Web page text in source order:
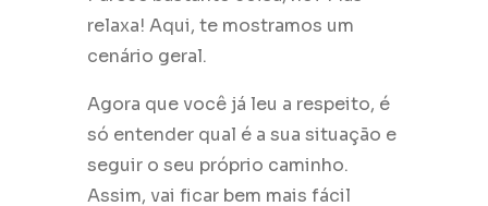
relaxa! Aqui, te mostramos um
cenário geral.
Agora que você já leu a respeito, é
só entender qual é a sua situação e
seguir o seu próprio caminho.
Assim, vai ficar bem mais fácil